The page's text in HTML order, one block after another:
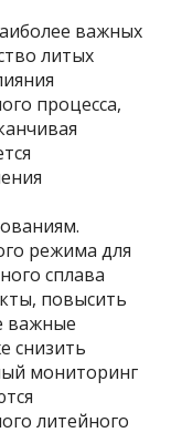
важных
литых
процесса,
режима для
сплава
повысить
важные
снизить
мониторинг
литейного